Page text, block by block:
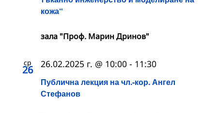
кожа“
зала "Проф. Марин Дринов"
ср
26
Публична лекция на чл.-кор. Ангел
Стефанов
26.02.2025 г. @ 10:00 - 11:30